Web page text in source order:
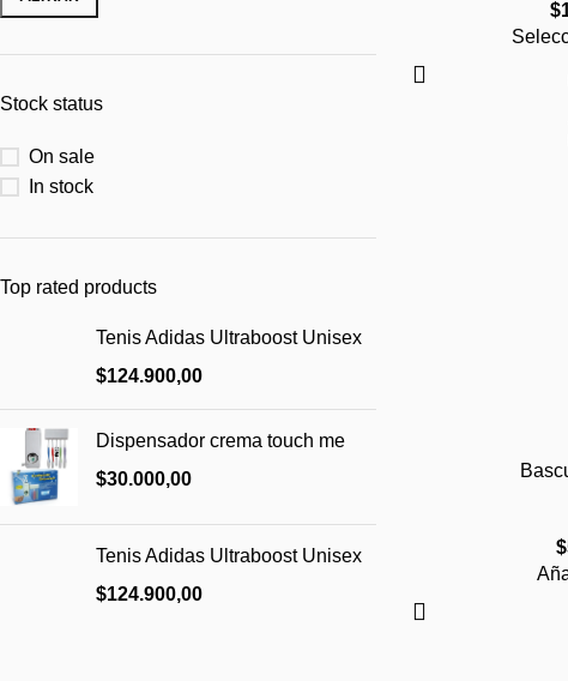
With background
Load more button
Infinit
Load more
Stock status
On sale
In stock
Top rated products
Tenis Adidas Ultraboost Unisex
$124.900,00
Dispensador crema touch me
$30.000,00
Tenis Adidas Ultraboost Unisex
$124.900,00
$
$